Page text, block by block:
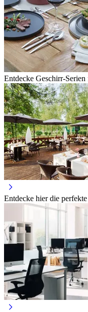
Entdecke Geschirr-
Entdecke hier die